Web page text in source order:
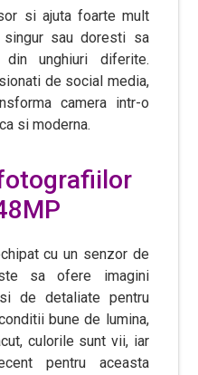
si ajuta foarte mult
sau doresti sa
unghiuri diferite.
de social media,
camera intr-o
si moderna.
cu un senzor de
sa ofere imagini
de detaliate pentru
bune de lumina,
culorile sunt vii, iar
pentru aceasta